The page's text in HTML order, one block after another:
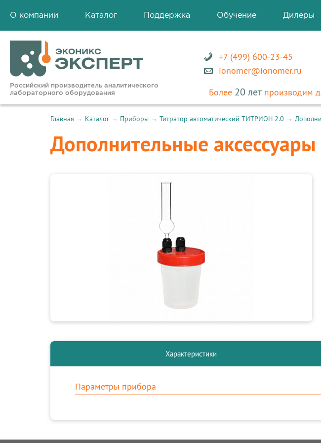
Главная → Каталог→ Приборы → Титратор автоматический ТИТРИОН 2.0 →
Дополнительные аксессуары
Характеристики
Параметры прибора
О компании Каталог Поддержка Обучение Дилеры
Российский производитель аналитического
лабораторного оборудования
+7 (499) 600-23-45
ionomer@ionomer.ru
Более 20 летпроизводим